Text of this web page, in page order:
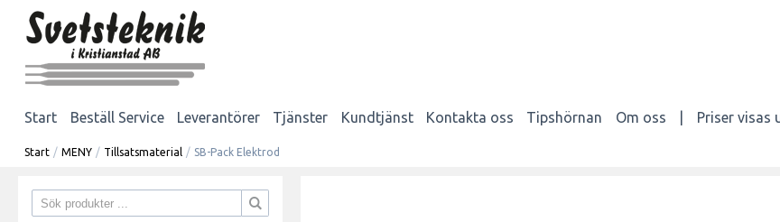
Start Beställ Service Leverantörer Tjänster Kundtjänst Kontakta oss Tipshörnan Om oss Priser visas
Start / MENY / Tillsatsmaterial / SB-Pack Elektrod